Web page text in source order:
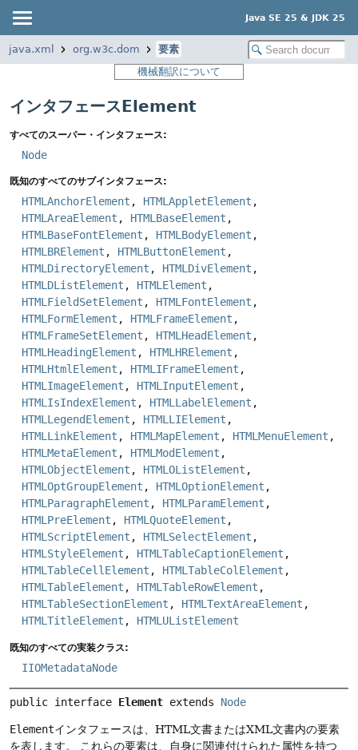
Java SE 25 & JDK 25
java.xml org.w3c.dom
要素
機械翻訳について
インタフェースElement
すべてのスーパー・インタフェース:
Node
既知のすべてのサブインタフェース:
HTMLAnchorElement , HTMLAppletElement ,
HTMLAreaElement , HTMLBaseElement ,
HTMLBaseFontElement , HTMLBodyElement ,
HTMLBRElement , HTMLButtonElement ,
HTMLDirectoryElement , HTMLDivElement ,
HTMLDListElement , HTMLElement ,
HTMLFieldSetElement , HTMLFontElement ,
HTMLFormElement , HTMLFrameElement ,
HTMLFrameSetElement , HTMLHeadElement ,
HTMLHeadingElement , HTMLHRElement ,
HTMLHtmlElement , HTMLIFrameElement ,
HTMLImageElement , HTMLInputElement ,
HTMLIsIndexElement , HTMLLabelElement ,
HTMLLegendElement , HTMLLIElement ,
HTMLLinkElement , HTMLMapElement , HTMLMenuElement ,
HTMLMetaElement , HTMLModElement ,
HTMLObjectElement , HTMLOListElement ,
HTMLOptGroupElement , HTMLOptionElement ,
HTMLParagraphElement , HTMLParamElement ,
HTMLPreElement , HTMLQuoteElement ,
HTMLScriptElement , HTMLSelectElement ,
HTMLStyleElement , HTMLTableCaptionElement ,
HTMLTableCellElement , HTMLTableColElement ,
HTMLTableElement , HTMLTableRowElement ,
HTMLTableSectionElement , HTMLTextAreaElement ,
HTMLTitleElement , HTMLUListElement
既知のすべての実装クラス:
IIOMetadataNode
public interface Element extends Node
Elementインタフェースは、HTML文書またはXML文書内の要素
を表します。
これらの要素は、自身に関連付けられた属性を持つ